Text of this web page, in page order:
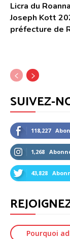
Licra du
Joseph Kott
préfecture de
SUIVEZ-
118,227
1,268
43,828
Pourquoi